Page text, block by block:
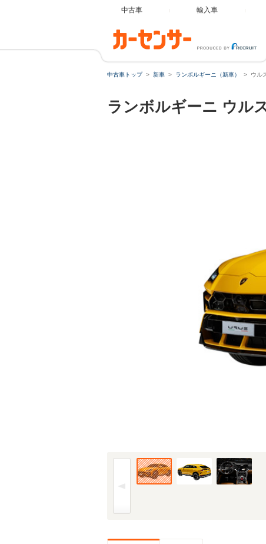
中古車 輸入車
中古車トップ 新車 ランボルギーニ（新車） ウル
ランボルギーニ ウル
17年(H29)12月、